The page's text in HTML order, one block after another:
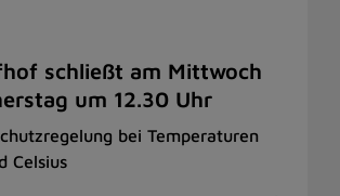
schließt am Mittwoch
um 12.30 Uhr
bei Temperaturen
Celsius